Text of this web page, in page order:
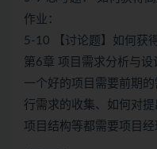
作业：
5-10 【讨论题】如何获
第6章 项目需求分析与
一个好的项目需要前期
行需求的收集、如何对
项目结构等都需要项目经